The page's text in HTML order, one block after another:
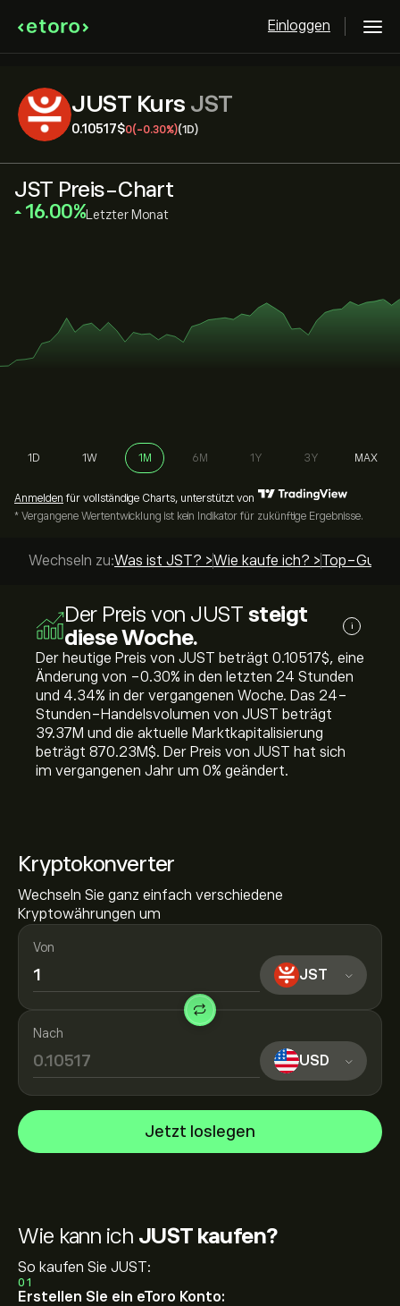
Einloggen
JUST Kurs JST
0.10517‎$‎0(-0.30%)(1D)
Kryptokonverter
Wechseln Sie ganz einfach verschiedene
Kryptowährungen um
Von
JST
Nach
USD
Jetzt loslegen
JST Preis-Chart
‎16.00‎ Letzter Monat
1D 1W 1M 6M 1Y 3Y MAX
Anmelden für vollständige Charts, unterstützt von
* Vergangene Wertentwicklung ist kein Indikator für zukünftige Ergebnisse.
Wechseln zu:Was ist JST? >Wie kaufe ich? >Top-
Der Preis von JUST steigt
diese Woche.
i
Der heutige Preis von JUST beträgt 0.10517‎$‎, eine
Änderung von ‎-0.30‎% in den letzten 24 Stunden
und ‎4.34‎% in der vergangenen Woche. Das 24-
Stunden-Handelsvolumen von JUST beträgt
39.37M und die aktuelle Marktkapitalisierung
beträgt 870.23M‎$‎. Der Preis von JUST hat sich
im vergangenen Jahr um ‎0‎% geändert.
Wie kann ich JUST kaufen?
So kaufen Sie JUST:
01
Erstellen Sie ein eToro Konto: